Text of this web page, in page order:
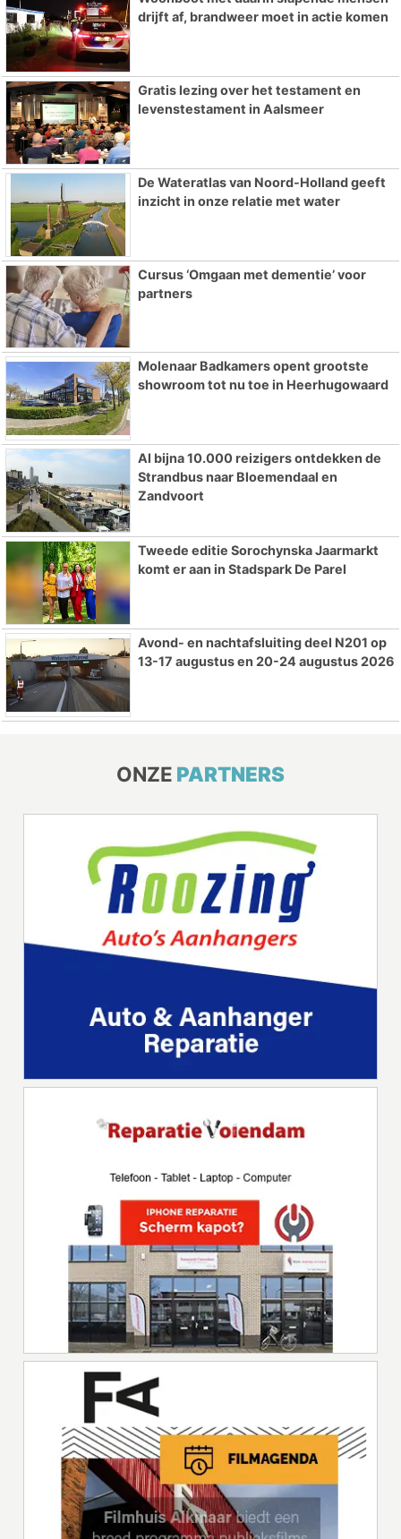
drijft af, brandweer moet in actie komen
Gratis lezing over het testament en
levenstestament in Aalsmeer
De Wateratlas van Noord-Holland geeft
inzicht in onze relatie met water
Cursus ‘Omgaan met dementie’ voor
partners
Molenaar Badkamers opent grootste
showroom tot nu toe in Heerhugowaard
Al bijna 10.000 reizigers ontdekken de
Strandbus naar Bloemendaal en
Zandvoort
Tweede editie Sorochynska Jaarmarkt
komt er aan in Stadspark De Parel
Avond- en nachtafsluiting deel N201 op
13-17 augustus en 20-24 augustus 2026
ONZE PARTNERS